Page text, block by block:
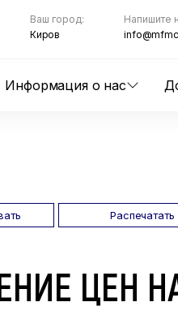
Информация о нас
Ваш город:
Киров
Напишите
Распечатать
ЦЕН